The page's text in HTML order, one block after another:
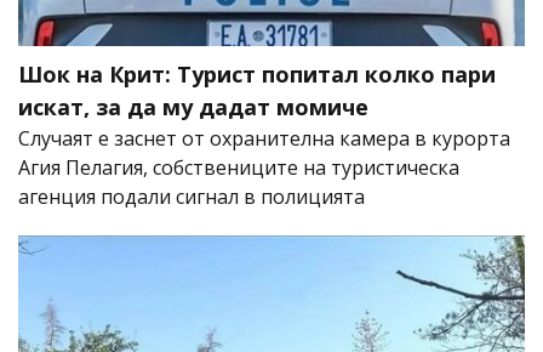
Шок на Крит: Турист попитал колко пари
искат, за да му дадат момиче
Случаят е заснет от охранителна камера в курорта
Агия Пелагия, собствениците на туристическа
агенция подали сигнал в полицията